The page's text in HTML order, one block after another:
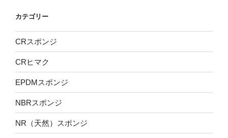
か
っ
た
件
に
つ
い
て”
の
カテゴリー
CRスポンジ
CRヒマク
EPDMスポンジ
NBRスポンジ
NR（天然）スポンジ